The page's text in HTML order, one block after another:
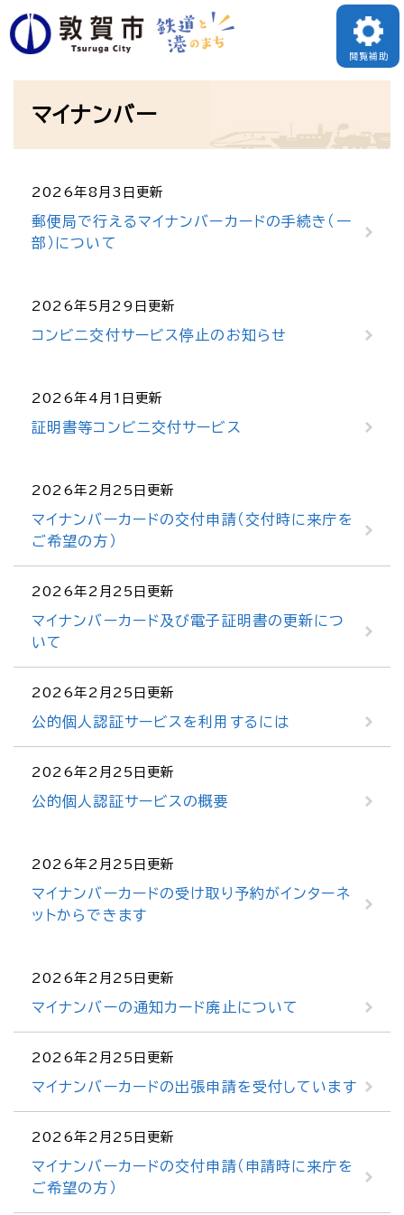
ペ
ー
メニューを飛ばして本文へ
閲覧補助
マイナンバー
2026年8月3日更新
郵便局で行えるマイナンバーカードの手続き（一
部）について
2026年5月29日更新
コンビニ交付サービス停止のお知らせ
2026年4月1日更新
証明書等コンビニ交付サービス
2026年2月25日更新
マイナンバーカードの交付申請（交付時に来庁を
ご希望の方）
2026年2月25日更新
マイナンバーカード及び電子証明書の更新につ
いて
2026年2月25日更新
公的個人認証サービスを利用するには
2026年2月25日更新
公的個人認証サービスの概要
2026年2月25日更新
マイナンバーカードの受け取り予約がインターネ
ットからできます
2026年2月25日更新
マイナンバーの通知カード廃止について
2026年2月25日更新
マイナンバーカードの出張申請を受付しています
2026年2月25日更新
マイナンバーカードの交付申請（申請時に来庁を
ご希望の方）